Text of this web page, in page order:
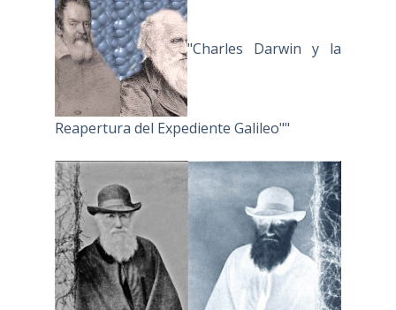
"Charles Darwin y la
Reapertura del Expediente Galileo""